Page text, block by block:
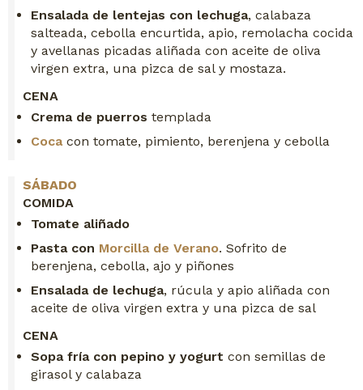
Ensalada de lentejas con lechuga, calabaza
salteada, cebolla encurtida, apio, remolacha cocida
y avellanas picadas aliñada con aceite de oliva
virgen extra, una pizca de sal y mostaza.
CENA
Crema de puerros templada
Coca con tomate, pimiento, berenjena y cebolla
SÁBADO
COMIDA
Tomate aliñado
Pasta con Morcilla de Verano. Sofrito de
berenjena, cebolla, ajo y piñones
Ensalada de lechuga, rúcula y apio aliñada con
aceite de oliva virgen extra y una pizca de sal
CENA
Sopa fría con pepino y yogurt con semillas de
girasol y calabaza